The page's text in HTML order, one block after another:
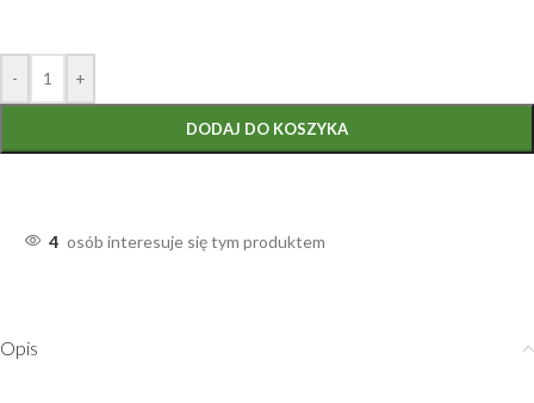
- +
DODAJ DO KOSZYKA
4 osób interesuje się tym produktem
Opis